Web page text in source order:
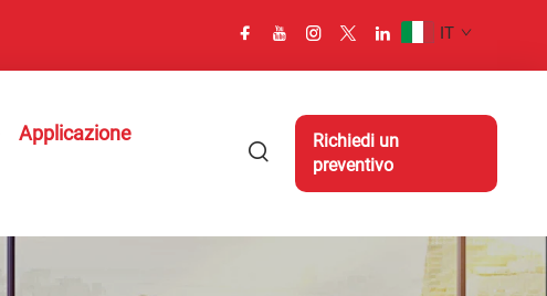
IT
Applicazione
Richiedi un
preventivo